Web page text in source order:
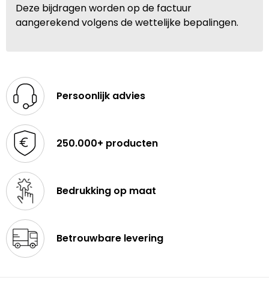
Deze bijdragen worden op de factuur
aangerekend volgens de wettelijke bepalingen.
Persoonlijk advies
250.000+ producten
Bedrukking op maat
Betrouwbare levering